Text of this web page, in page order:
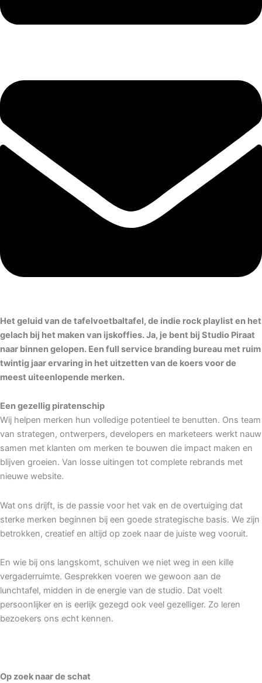
Het geluid van de tafelvoetbaltafel, de indie rock playlist en het
gelach bij het maken van ijskoffies. Ja, je bent bij Studio Piraat
naar binnen gelopen. Een full service branding bureau met ruim
twintig jaar ervaring in het uitzetten van de koers voor de
meest uiteenlopende merken.
Een gezellig piratenschip
Wij helpen merken hun volledige potentieel te benutten. Ons team
van strategen, ontwerpers, developers en marketeers werkt nauw
samen met klanten om merken te bouwen die impact maken en
blijven groeien. Van losse uitingen tot complete rebrands met
nieuwe website.
Wat ons drijft, is de passie voor het vak en de overtuiging dat
sterke merken beginnen bij een goede strategische basis. We zijn
betrokken, creatief en altijd op zoek naar de juiste weg vooruit.
En wie bij ons langskomt, schuiven we niet weg in een kille
vergaderruimte. Gesprekken voeren we gewoon aan de
lunchtafel, midden in de energie van de studio. Dat voelt
persoonlijker en is eerlijk gezegd ook veel gezelliger. Zo leren
bezoekers ons echt kennen.
Op zoek naar de schat